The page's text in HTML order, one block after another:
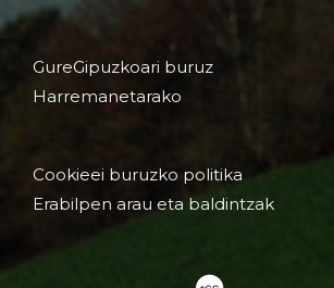
GureGipuzkoari buruz
Harremanetarako
Cookieei buruzko politika
Erabilpen arau eta baldintzak